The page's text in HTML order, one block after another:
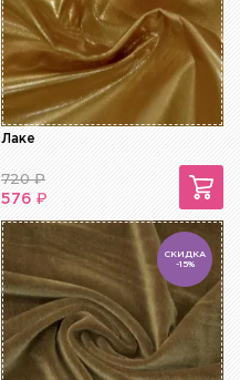
Лаке
720₽
576 ₽
СКИДКА
-15%